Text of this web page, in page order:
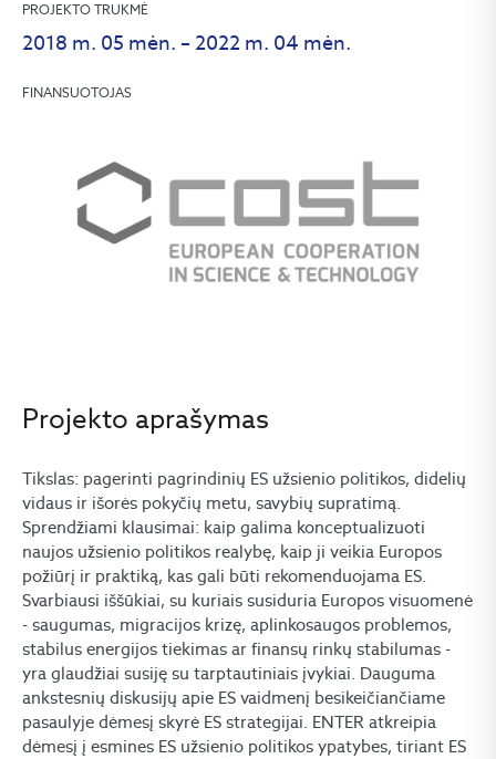
PROJEKTO TRUKMĖ
2018 m. 05 mėn. – 2022 m. 04 mėn.
FINANSUOTOJAS
Projekto aprašymas
Tikslas: pagerinti pagrindinių ES užsienio politikos, didelių
vidaus ir išorės pokyčių metu, savybių supratimą.
Sprendžiami klausimai: kaip galima konceptualizuoti
naujos užsienio politikos realybę, kaip ji veikia Europos
požiūrį ir praktiką, kas gali būti rekomenduojama ES.
Svarbiausi iššūkiai, su kuriais susiduria Europos visuomenė
- saugumas, migracijos krizę, aplinkosaugos problemos,
stabilus energijos tiekimas ar finansų rinkų stabilumas -
yra glaudžiai susiję su tarptautiniais įvykiai. Dauguma
ankstesnių diskusijų apie ES vaidmenį besikeičiančiame
pasaulyje dėmesį skyrė ES strategijai. ENTER atkreipia
dėmesį į esmines ES užsienio politikos ypatybes, tiriant ES